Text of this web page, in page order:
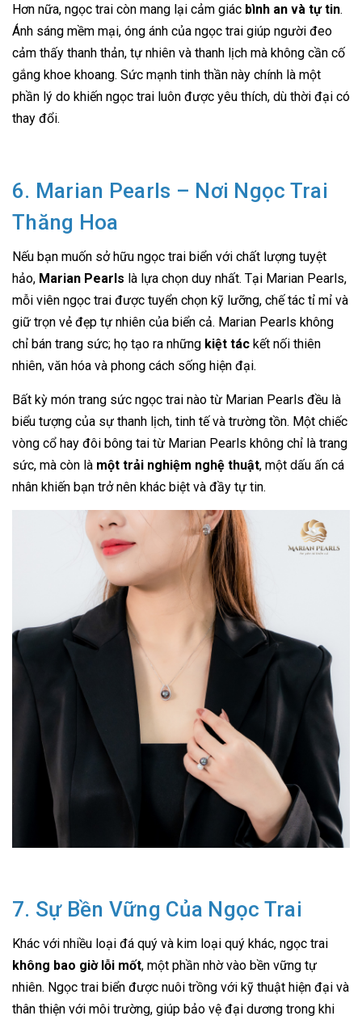
Hơn nữa, ngọc trai còn mang lại cảm giác bình an và tự tin.
Ánh sáng mềm mại, óng ánh của ngọc trai giúp người đeo
cảm thấy thanh thản, tự nhiên và thanh lịch mà không cần cố
gắng khoe khoang. Sức mạnh tinh thần này chính là một
phần lý do khiến ngọc trai luôn được yêu thích, dù thời đại có
thay đổi.
6. Marian Pearls – Nơi Ngọc Trai
Thăng Hoa
Nếu bạn muốn sở hữu ngọc trai biển với chất lượng tuyệt
hảo, Marian Pearls là lựa chọn duy nhất. Tại Marian Pearls,
mỗi viên ngọc trai được tuyển chọn kỹ lưỡng, chế tác tỉ mỉ và
giữ trọn vẻ đẹp tự nhiên của biển cả. Marian Pearls không
chỉ bán trang sức; họ tạo ra những kiệt tác kết nối thiên
nhiên, văn hóa và phong cách sống hiện đại.
Bất kỳ món trang sức ngọc trai nào từ Marian Pearls đều là
biểu tượng của sự thanh lịch, tinh tế và trường tồn. Một chiếc
vòng cổ hay đôi bông tai từ Marian Pearls không chỉ là trang
sức, mà còn là một trải nghiệm nghệ thuật, một dấu ấn cá
nhân khiến bạn trở nên khác biệt và đầy tự tin.
7. Sự Bền Vững Của Ngọc Trai
Khác với nhiều loại đá quý và kim loại quý khác, ngọc trai
không bao giờ lỗi mốt, một phần nhờ vào bền vững tự
nhiên. Ngọc trai biển được nuôi trồng với kỹ thuật hiện đại và
thân thiện với môi trường, giúp bảo vệ đại dương trong khi